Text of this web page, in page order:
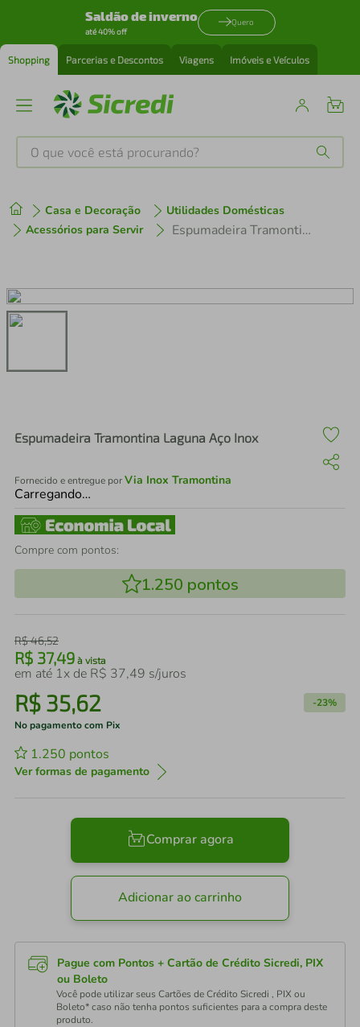
Saldão de inverno
até 40% off
Quero
Shopping Parcerias e Descontos Viagens Imóveis e Veículos
O que você está procurando?
Casa e Decoração
Utilidades Domésticas
Acessórios para Servir
Espumadeira Tramontina Laguna Aço Inox
Espumadeira Tramontina Laguna Aço Inox
Fornecido e entregue porVia Inox Tramontina
Carregando…
Compre com pontos:
1.250 pontos
R$46,52
R$ 37,49 à vista
em até 1x de R$ 37,49 s/juros
R$ 35,62 -23%
No pagamento com Pix
1.250 pontos
Ver formas de pagamento
Comprar agora
Adicionar ao carrinho
Pague com Pontos + Cartão de Crédito Sicredi, PIX
ou Boleto
Você pode utilizar seus Cartões de Crédito Sicredi , PIX ou
Boleto* caso não tenha pontos suficientes para a compra deste
produto.
1º tenis
3º